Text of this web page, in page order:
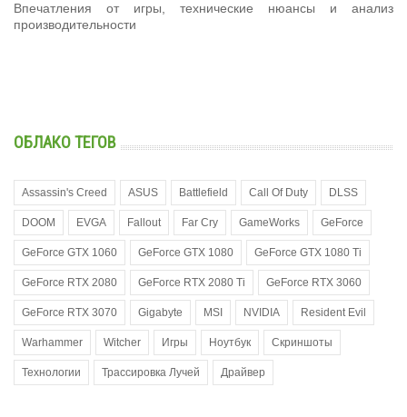
Впечатления от игры, технические нюансы и анализ
производительности
ОБЛАКО ТЕГОВ
Assassin's Creed ASUS Battlefield Call Of Duty DLSS
DOOM EVGA Fallout Far Cry GameWorks GeForce
GeForce GTX 1060 GeForce GTX 1080 GeForce GTX 1080 Ti
GeForce RTX 2080 GeForce RTX 2080 Ti GeForce RTX 3060
GeForce RTX 3070 Gigabyte MSI NVIDIA Resident Evil
Warhammer Witcher Игры Ноутбук Скриншоты
Технологии Трассировка Лучей Драйвер